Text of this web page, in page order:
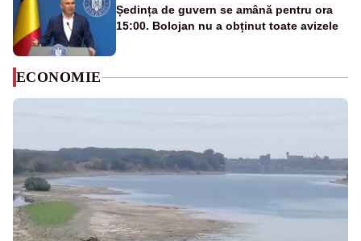
Ședința de guvern se amână pentru ora
15:00. Bolojan nu a obținut toate avizele
ECONOMIE